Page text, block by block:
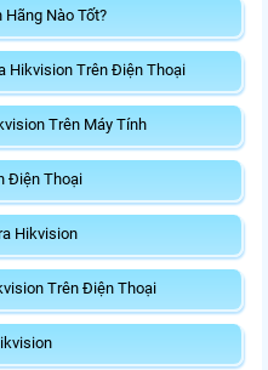
Hãng Nào Tốt?
Hikvision Trên Điện Thoại
Trên Máy Tính
Điện Thoại
Hikvision
Trên Điện Thoại